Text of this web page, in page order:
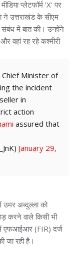
प्लेटफॉर्म 'X' पर
ने उत्तराखंड के सीएम
में बात की। उन्होंने
वहां रह रहे कश्मीरी
Minister of
the incident
in
action
assured that
January 29,
उमर अब्दुल्ला को
करने वाले किसी भी
में एफआईआर (FIR) दर्ज
जा रही है।